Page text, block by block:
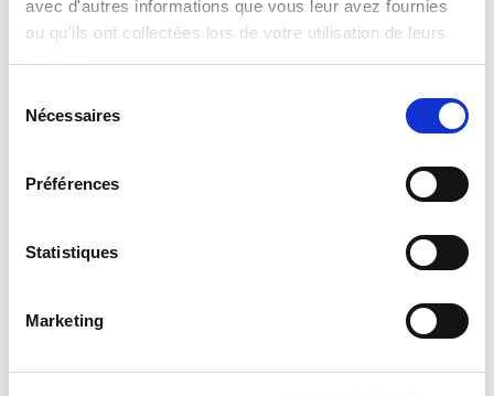
avec d'autres informations que vous leur avez fournies
ou qu'ils ont collectées lors de votre utilisation de leurs
Nécessaires
Préférences
Statistiques
Marketing